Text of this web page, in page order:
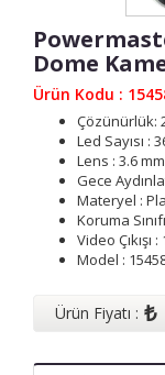
Dome
Ürün Kodu :
Çözünürlük:
Led Sayısı :
Lens : 3.6 mm
Gece
Materyel :
Koruma
Video Çıkışı
Model :
Ürün Fiyatı : ₺